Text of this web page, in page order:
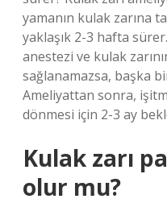
yamanın kulak zarına
yaklaşık 2-3 hafta
anestezi ve kulak
sağlanamazsa, başka
Ameliyattan sonra,
dönmesi için 2-3 ay
Kulak zarı
olur mu?